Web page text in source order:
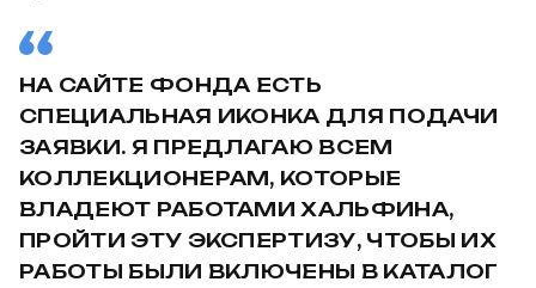
НА САЙТЕ ФОНДА ЕСТЬ
СПЕЦИАЛЬНАЯ ИКОНКА ДЛЯ ПОДАЧИ
ЗАЯВКИ. Я ПРЕДЛАГАЮ ВСЕМ
КОЛЛЕКЦИОНЕРАМ, КОТОРЫЕ
ВЛАДЕЮТ РАБОТАМИ ХАЛЬФИНА,
ПРОЙТИ ЭТУ ЭКСПЕРТИЗУ, ЧТОБЫ ИХ
РАБОТЫ БЫЛИ ВКЛЮЧЕНЫ В КАТАЛОГ